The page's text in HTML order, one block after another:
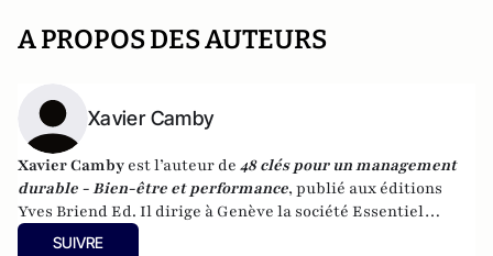
A PROPOS DES AUTEURS
Xavier Camby
Xavier Camby est l’auteur de 48 clés pour un management
durable - Bien-être et performance, publié aux éditions
Yves Briend Ed. Il dirige à Genève la société Essentiel
Management qui intervient en Belgique, en France, au
SUIVRE